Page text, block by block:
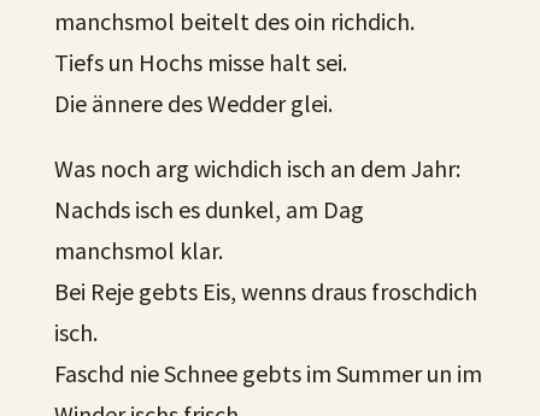
manchsmol beitelt des oin richdich.
Tiefs un Hochs misse halt sei.
Die ännere des Wedder glei.
Was noch arg wichdich isch an dem Jahr:
Nachds isch es dunkel, am Dag
manchsmol klar.
Bei Reje gebts Eis, wenns draus froschdich
isch.
Faschd nie Schnee gebts im Summer un im